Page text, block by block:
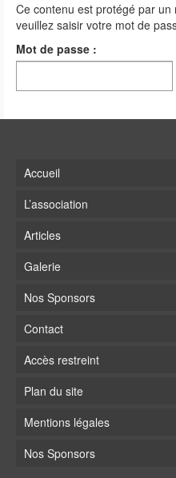
Ce contenu est protégé par un
veuillez saisir votre mot de
Mot de passe :
Accueil
L’association
Articles
Galerie
Nos Sponsors
Contact
Accès restreint
Plan du site
Mentions légales
Nos Sponsors